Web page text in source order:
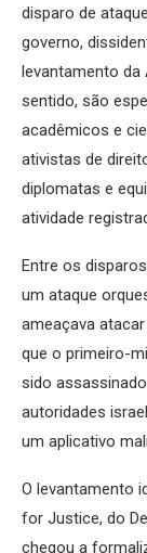
disparo de
governo,
levantamento da
sentido, são
acadêmicos e
ativistas de
diplomatas e
atividade
Entre os
um ataque
ameaçava
que o primeiro-
sido
autoridades
um aplicativo
O levantamento
for Justice, do
chegou a